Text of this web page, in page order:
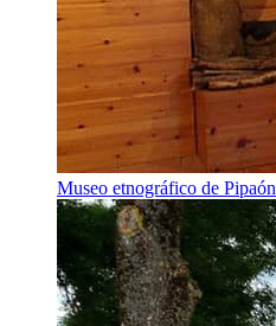
Museo etnográfico de Pipaón